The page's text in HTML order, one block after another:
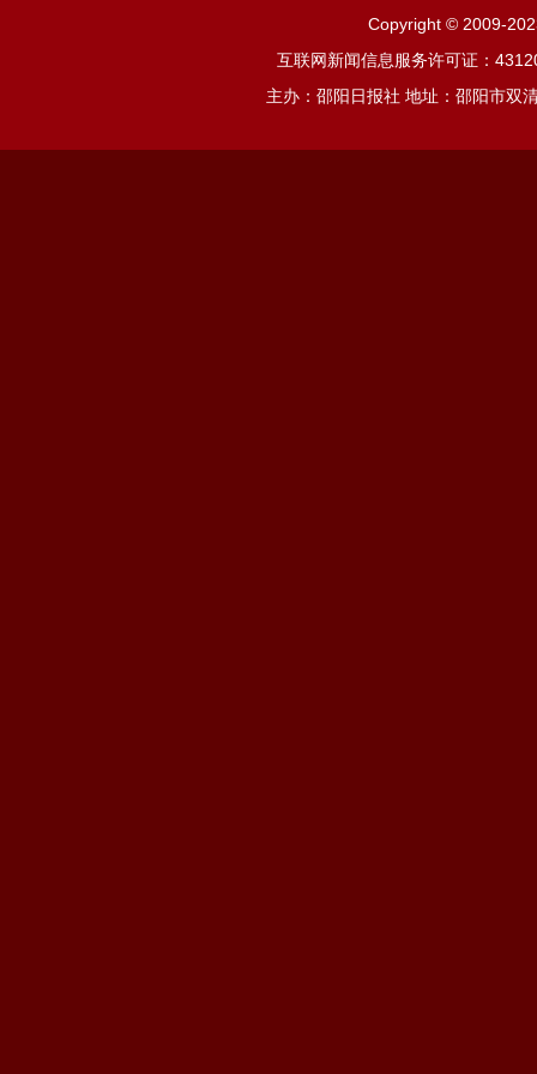
Copyright © 2009-
互联网新闻信息服务许可证：
主办：邵阳日报社 地址：邵阳市双